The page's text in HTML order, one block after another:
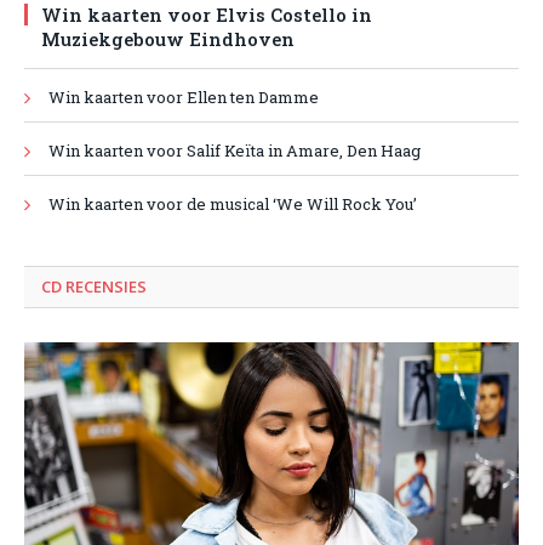
Win kaarten voor Elvis Costello in
Muziekgebouw Eindhoven
Win kaarten voor Ellen ten Damme
Win kaarten voor Salif Keïta in Amare, Den Haag
Win kaarten voor de musical ‘We Will Rock You’
CD RECENSIES